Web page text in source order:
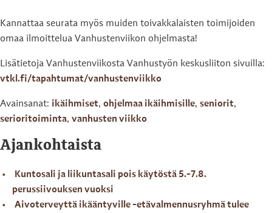
Kannattaa seurata myös muiden toivakkalaisten toimijoiden
omaa ilmoittelua Vanhustenviikon ohjelmasta!
Lisätietoja Vanhustenviikosta Vanhustyön keskusliiton sivuilla:
vtkl.fi/tapahtumat/vanhustenviikko
Avainsanat: ikäihmiset, ohjelmaa ikäihmisille, seniorit,
serioritoiminta, vanhusten viikko
Ajankohtaista
Kuntosali ja liikuntasali pois käytöstä 5.-7.8.
perussiivouksen vuoksi
Aivoterveyttä ikääntyville -etävalmennusryhmä tulee